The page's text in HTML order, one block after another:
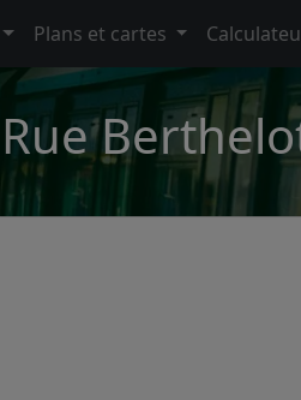
Plans et cartes